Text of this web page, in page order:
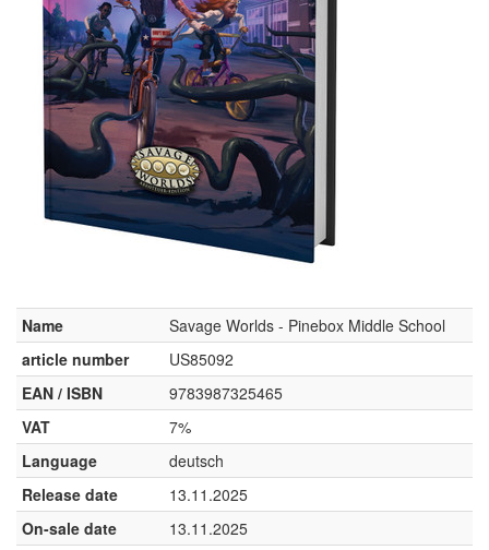
Name
Savage Worlds - Pinebox Middle School
article number
US85092
EAN / ISBN
9783987325465
VAT
7%
Language
deutsch
Release date
13.11.2025
On-sale date
13.11.2025